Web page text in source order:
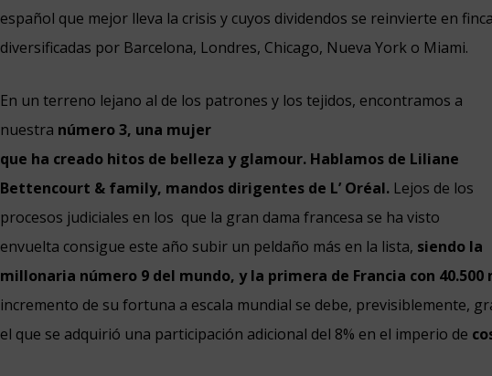
español que mejor lleva la crisis y cuyos dividendos se reinvierte en
diversificadas por Barcelona, Londres, Chicago, Nueva York o Miami.
En un terreno lejano al de los patrones y los tejidos, encontramos a
nuestra número 3, una mujer
que ha creado hitos de belleza y glamour. Hablamos de Liliane
Bettencourt & family, mandos dirigentes de L’ Oréal. Lejos de los
procesos judiciales en los que la gran dama francesa se ha visto
envuelta consigue este año subir un peldaño más en la lista, siendo la
millonaria número 9 del mundo, y la primera de Francia con 40.500
incremento de su fortuna a escala mundial se debe, previsiblemente,
el que se adquirió una participación adicional del 8% en el imperio de